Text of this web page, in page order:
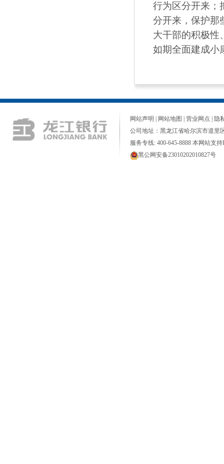
行为区分开来；
分开来，保护那
大干部的积极性
如期全面建成小
网站声明 网站地图 营业网点
隐
公司地址：黑龙江省哈尔滨市道里
服务专线: 400-645-8888 本网站支持
黑公网安备23010202010827号